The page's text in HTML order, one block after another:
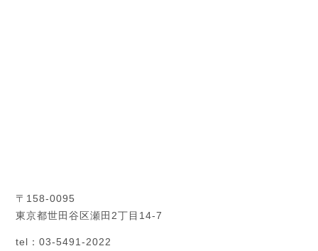
〒158-0095
東京都世田谷区瀬田2丁目14-7
tel：03-5491-2022